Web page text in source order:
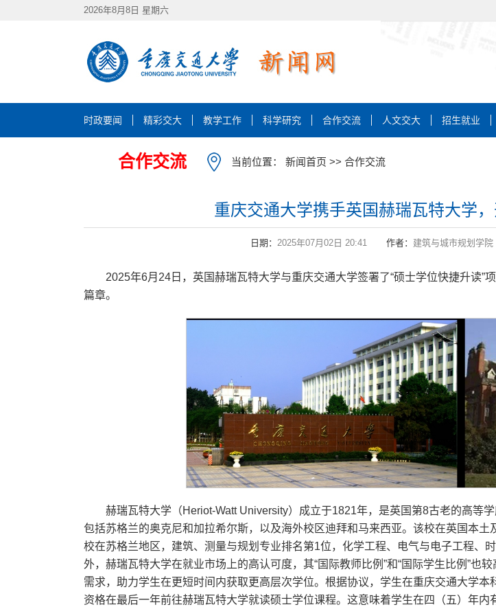
2026年8月8日 星期六
时政要闻 精彩交大 教学工作 科学研究 合作交流 人文交大 招生就业
合作交流 当前位置： 新闻首页 >> 合作交流
重庆交通大学携手英国赫瑞瓦特大学
日期： 2025年07月02日 20:41 作者： 建筑与城市规划学院
2025年6月24日，英国赫瑞瓦特大学与重庆交通大学签署了“硕士学位快捷升读
篇章。
赫瑞瓦特大学（Heriot-Watt University）成立于1821年，是英国第8古老的高等
包括苏格兰的奥克尼和加拉希尔斯，以及海外校区迪拜和马来西亚。该校在英国本
校在苏格兰地区，建筑、测量与规划专业排名第1位，化学工程、电气与电子工程、
外，赫瑞瓦特大学在就业市场上的高认可度，其“国际教师比例”和“国际学生比例”
需求，助力学生在更短时间内获取更高层次学位。根据协议，学生在重庆交通大学
资格在最后一年前往赫瑞瓦特大学就读硕士学位课程。这意味着学生在四（五）年